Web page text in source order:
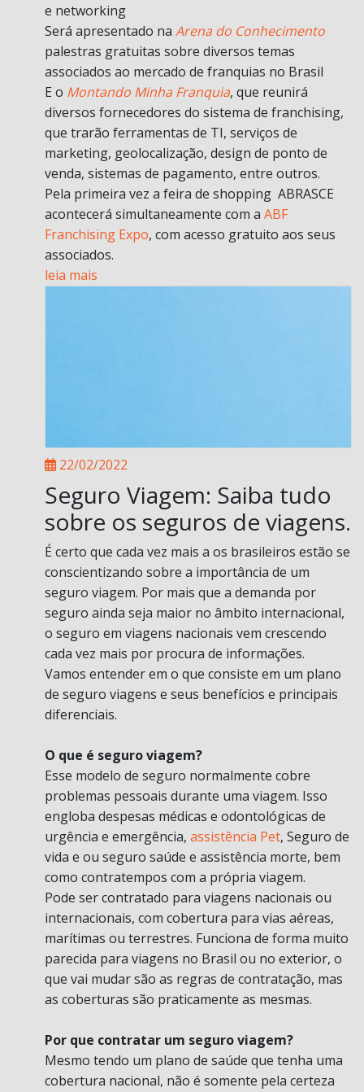
e networking
Será apresentado na Arena do Conhecimento
palestras gratuitas sobre diversos temas
associados ao mercado de franquias no Brasil
E o Montando Minha Franquia, que reunirá
diversos fornecedores do sistema de franchising,
que trarão ferramentas de TI, serviços de
marketing, geolocalização, design de ponto de
venda, sistemas de pagamento, entre outros.
Pela primeira vez a feira de shopping ABRASCE
acontecerá simultaneamente com a ABF
Franchising Expo, com acesso gratuito aos seus
associados.
leia mais
22/02/2022
Seguro Viagem: Saiba tudo
sobre os seguros de viagens.
É certo que cada vez mais a os brasileiros estão se
conscientizando sobre a importância de um
seguro viagem. Por mais que a demanda por
seguro ainda seja maior no âmbito internacional,
o seguro em viagens nacionais vem crescendo
cada vez mais por procura de informações.
Vamos entender em o que consiste em um plano
de seguro viagens e seus benefícios e principais
diferenciais.
O que é seguro viagem?
Esse modelo de seguro normalmente cobre
problemas pessoais durante uma viagem. Isso
engloba despesas médicas e odontológicas de
urgência e emergência, assistência Pet, Seguro de
vida e ou seguro saúde e assistência morte, bem
como contratempos com a própria viagem.
Pode ser contratado para viagens nacionais ou
internacionais, com cobertura para vias aéreas,
marítimas ou terrestres. Funciona de forma muito
parecida para viagens no Brasil ou no exterior, o
que vai mudar são as regras de contratação, mas
as coberturas são praticamente as mesmas.
Por que contratar um seguro viagem?
Mesmo tendo um plano de saúde que tenha uma
cobertura nacional, não é somente pela certeza